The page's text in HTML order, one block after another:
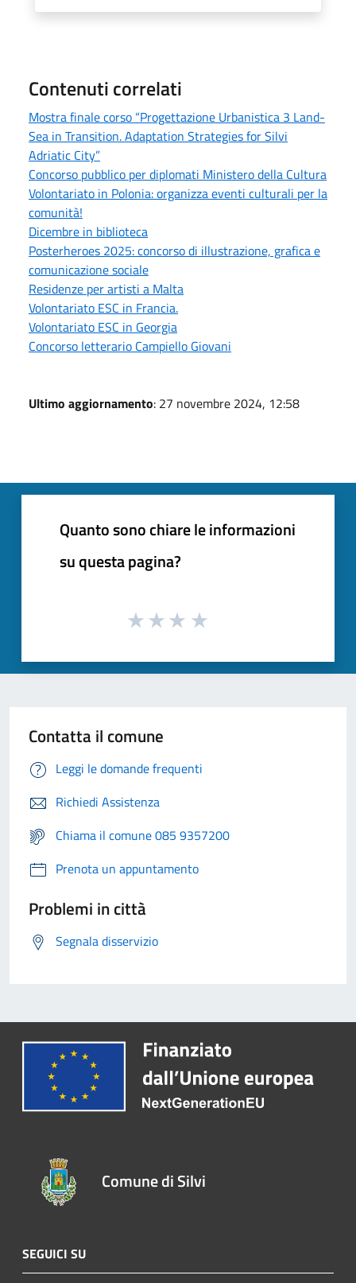
Contenuti correlati
Mostra finale corso “Progettazione Urbanistica 3 Land-
Sea in Transition. Adaptation Strategies for Silvi
Adriatic City”
Concorso pubblico per diplomati Ministero della Cultura
Volontariato in Polonia: organizza eventi culturali per la
comunità!
Dicembre in biblioteca
Posterheroes 2025: concorso di illustrazione, grafica e
comunicazione sociale
Residenze per artisti a Malta
Volontariato ESC in Francia.
Volontariato ESC in Georgia
Concorso letterario Campiello Giovani
Ultimo aggiornamento: 27 novembre 2024, 12:58
Quanto sono chiare le informazioni
su questa pagina?
Contatta il comune
Leggi le domande frequenti
Richiedi Assistenza
Chiama il comune 085 9357200
Prenota un appuntamento
Problemi in città
Segnala disservizio
Comune di Silvi
SEGUICI SU